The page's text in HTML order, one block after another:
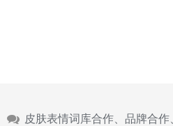
皮肤表情词库合作、品牌合